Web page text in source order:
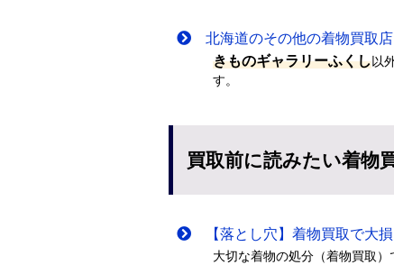
北海道のその他の着物買取
きものギャラリーふくし以
す。
買取前に読みたい着物
【落とし穴】着物買取で大
大切な着物の処分（着物買取